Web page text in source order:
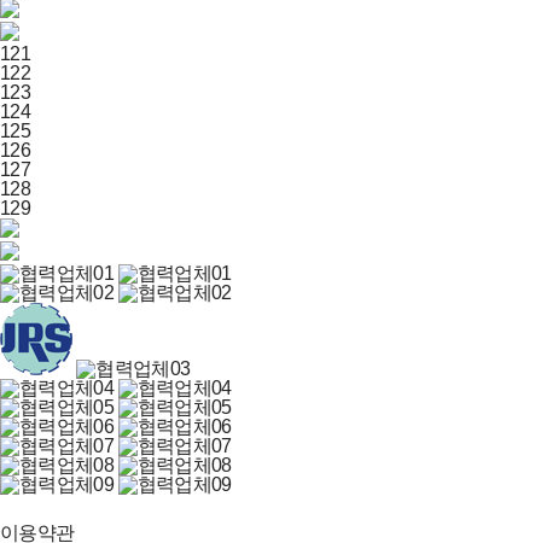
121
122
123
124
125
126
127
128
129
이용약관